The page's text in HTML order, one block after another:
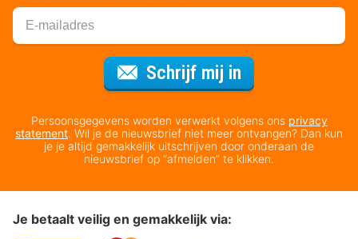
Schrijf mij in
Persoonsgegevens worden verwerkt volgens ons privacy
statement. Wil je de nieuwsbrief niet meer ontvangen? Dan kun
je je altijd gemakkelijk uitschrijven door onderaan de
nieuwsbrief op “afmelden” te klikken.
Je betaalt veilig en gemakkelijk via: